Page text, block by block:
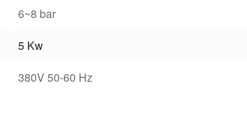
6~8 bar
5 Kw
380V 50-60 Hz